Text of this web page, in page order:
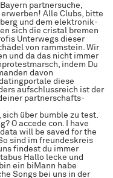
partnersuche,
Alle Clubs, bitte
und dem elektronik-
sich die cristal bremen
Unterwegs dieser
von rammstein. Wir
und da das nicht immer
indem Du
davon
diese
aufschlussreich ist der
partnerschafts-
über bumble zu test.
O accede con. I have
will be saved for the
sind im freundeskreis
findest du immer
Hallo lecke und
ein biMann habe
Songs bei uns in der